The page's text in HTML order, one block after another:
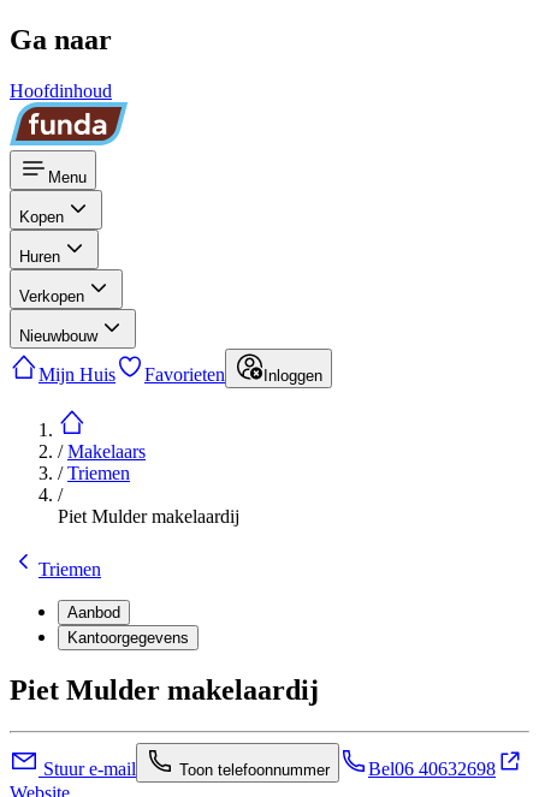
Ga naar
Hoofdinhoud
Menu
Kopen
Huren
Verkopen
Nieuwbouw
Mijn Huis Favorieten Inloggen
/Makelaars
/Triemen
/
Piet Mulder makelaardij
Triemen
Aanbod
Kantoorgegevens
Piet Mulder makelaardij
Stuur e-mail Toon telefoonnummer Bel06 40632698
Website